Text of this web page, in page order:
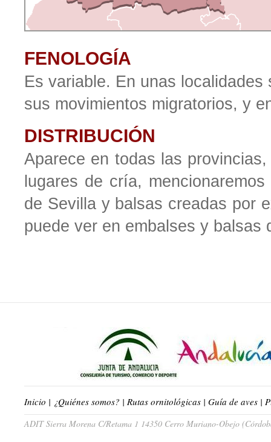
FENOLOGÍA
Es variable. En unas
sus movimientos migratorios, y
DISTRIBUCIÓN
Aparece en todas las
lugares de cría,
de Sevilla y balsas creadas por
puede ver en embalses y balsas
Inicio | ¿Quiénes somos? | Rutas ornitológicas | Guía de aves |
ADIT Sierra Morena C/Retama 1 14350 Cerro Muriano-Obejo